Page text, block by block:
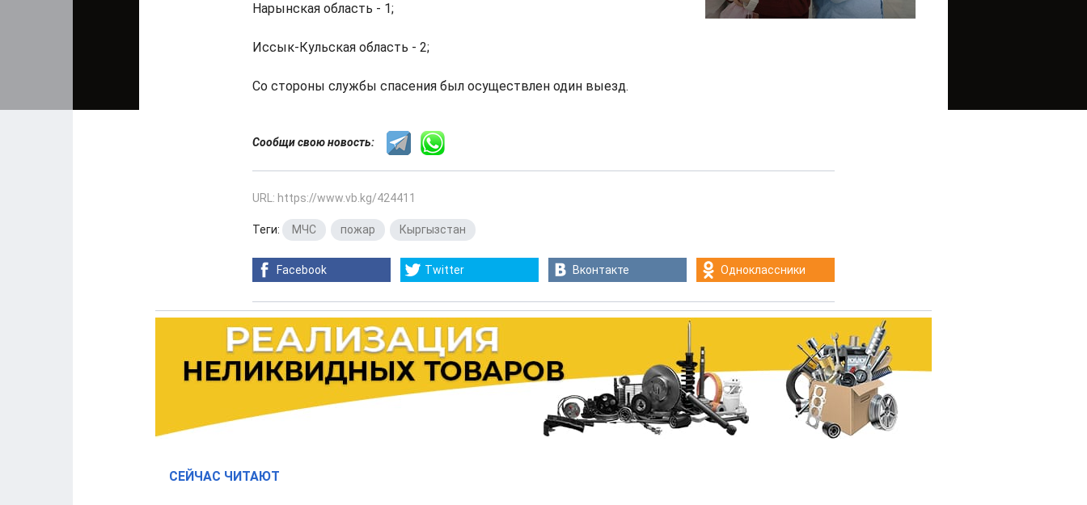
Нарынская область - 1;
Иссык-Кульская область - 2;
Со стороны службы спасения был осуществлен один выезд.
Сообщи свою новость:
URL: https://www.vb.kg/424411
Теги: МЧС пожар Кыргызстан
Facebook Twitter Вконтакте Одноклассники
СЕЙЧАС ЧИТАЮТ